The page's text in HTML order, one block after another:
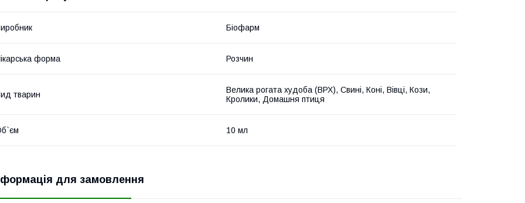
Біофарм
форма Розчин
тварин
Велика рогата худоба (ВРХ), Свині, Коні, Вівці, Кози,
Кролики, Домашня птиця
10 мл
для замовлення